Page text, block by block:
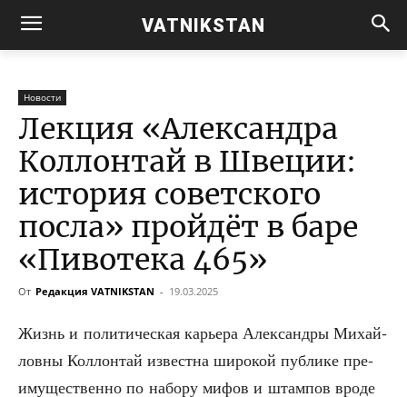
VATNIKSTAN
Новости
Лекция «Александра
Коллонтай в Швеции:
история советского
посла» пройдёт в баре
«Пивотека 465»
От Редакция VATNIKSTAN - 19.03.2025
Жизнь и поли­ти­че­ская карье­ра Алек­сан­дры Михай­
лов­ны Кол­лон­тай извест­на широ­кой пуб­ли­ке пре­
иму­ще­ствен­но по набо­ру мифов и штам­пов вро­де